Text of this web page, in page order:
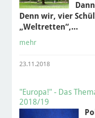
Denn wir, vier
„Weltretten“,…
mehr
23.11.2018
"Europa!" - Das
2018/19